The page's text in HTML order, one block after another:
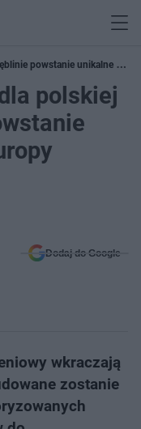
powstanie unikalne na
polskiej
Dodaj do Google
wkraczają
zostanie